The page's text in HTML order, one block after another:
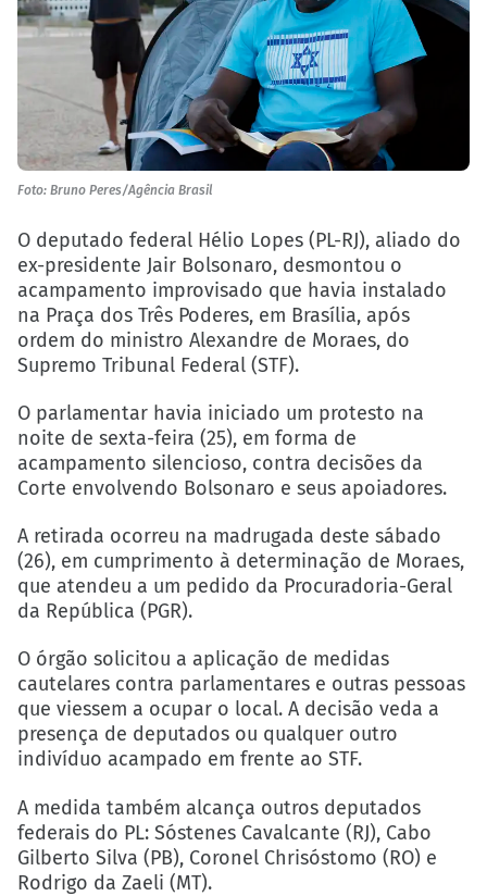
Foto: Bruno Peres/Agência Brasil
O deputado federal Hélio Lopes (PL-RJ), aliado do
ex-presidente Jair Bolsonaro, desmontou o
acampamento improvisado que havia instalado
na Praça dos Três Poderes, em Brasília, após
ordem do ministro Alexandre de Moraes, do
Supremo Tribunal Federal (STF).
O parlamentar havia iniciado um protesto na
noite de sexta-feira (25), em forma de
acampamento silencioso, contra decisões da
Corte envolvendo Bolsonaro e seus apoiadores.
A retirada ocorreu na madrugada deste sábado
(26), em cumprimento à determinação de Moraes,
que atendeu a um pedido da Procuradoria-Geral
da República (PGR).
O órgão solicitou a aplicação de medidas
cautelares contra parlamentares e outras pessoas
que viessem a ocupar o local. A decisão veda a
presença de deputados ou qualquer outro
indivíduo acampado em frente ao STF.
A medida também alcança outros deputados
federais do PL: Sóstenes Cavalcante (RJ), Cabo
Gilberto Silva (PB), Coronel Chrisóstomo (RO) e
Rodrigo da Zaeli (MT).